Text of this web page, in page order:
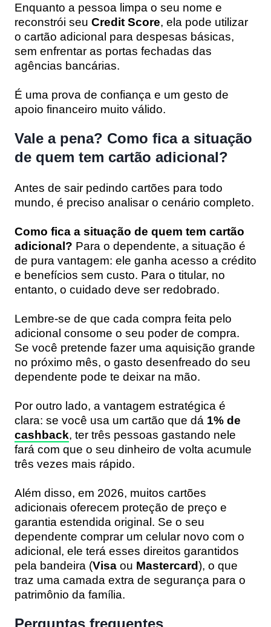
Enquanto a pessoa limpa o seu nome e
reconstrói seu Credit Score, ela pode utilizar
o cartão adicional para despesas básicas,
sem enfrentar as portas fechadas das
agências bancárias.
É uma prova de confiança e um gesto de
apoio financeiro muito válido.
Vale a pena? Como fica a situação
de quem tem cartão adicional?
Antes de sair pedindo cartões para todo
mundo, é preciso analisar o cenário completo.
Como fica a situação de quem tem cartão
adicional? Para o dependente, a situação é
de pura vantagem: ele ganha acesso a crédito
e benefícios sem custo. Para o titular, no
entanto, o cuidado deve ser redobrado.
Lembre-se de que cada compra feita pelo
adicional consome o seu poder de compra.
Se você pretende fazer uma aquisição grande
no próximo mês, o gasto desenfreado do seu
dependente pode te deixar na mão.
Por outro lado, a vantagem estratégica é
clara: se você usa um cartão que dá 1% de
cashback, ter três pessoas gastando nele
fará com que o seu dinheiro de volta acumule
três vezes mais rápido.
Além disso, em 2026, muitos cartões
adicionais oferecem proteção de preço e
garantia estendida original. Se o seu
dependente comprar um celular novo com o
adicional, ele terá esses direitos garantidos
pela bandeira (Visa ou Mastercard), o que
traz uma camada extra de segurança para o
patrimônio da família.
Perguntas frequentes